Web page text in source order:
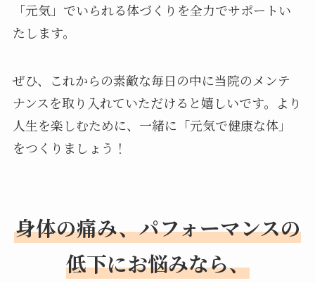
「元気」でいられる体づくりを全力でサポートい
たします。
ぜひ、これからの素敵な毎日の中に当院のメンテ
ナンスを取り入れていただけると嬉しいです。より
人生を楽しむために、一緒に「元気で健康な体」
をつくりましょう！
身体の痛み、パフォーマンスの
低下にお悩みなら、